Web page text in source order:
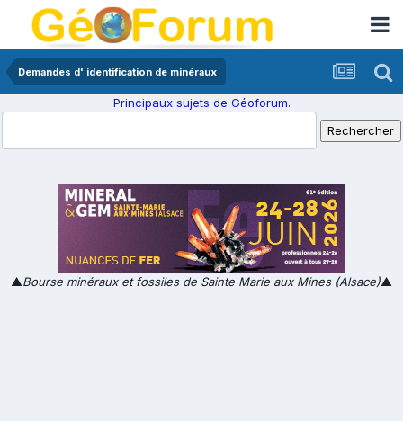
Demandes d' identification de minéraux
Principaux sujets de Géoforum.
▲Bourse minéraux et fossiles de Sainte Marie aux Mines (Alsace)▲